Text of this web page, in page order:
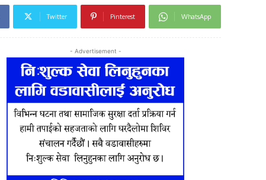
Twitter Pinterest WhatsApp
- Advertisement -